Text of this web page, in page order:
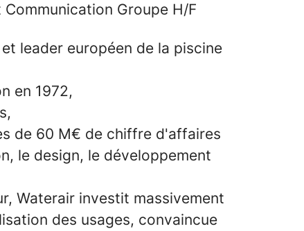
Groupe H/F
leader européen de la piscine
en 1972,
de 60 M€ de chiffre d'affaires
le design, le développement
Waterair investit massivement
des usages, convaincue